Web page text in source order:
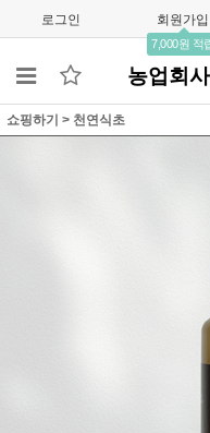
로그인 회원가입
7,000원 적
농업회
쇼핑하기 > 천연식초